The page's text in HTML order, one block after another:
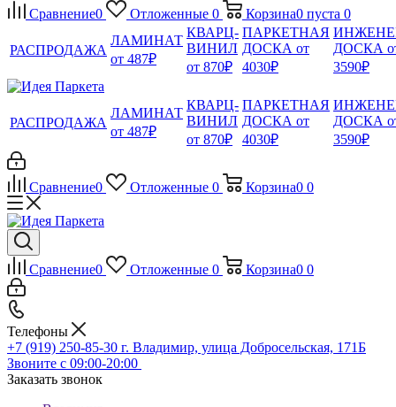
Сравнение0 Отложенные 0 Корзина0 пуста 0
РАСПРОДАЖА
ЛАМИНАТ
от 487₽
КВАРЦ-
ВИНИЛ
от 870₽
ПАРКЕТНАЯ
ДОСКА от
4030₽
ДОСКА
3590₽
РАСПРОДАЖА
ЛАМИНАТ
от 487₽
КВАРЦ-
ВИНИЛ
от 870₽
ПАРКЕТНАЯ
ДОСКА от
4030₽
ДОСКА
3590₽
Сравнение0 Отложенные 0 Корзина0 0
Сравнение0 Отложенные 0 Корзина0 0
Телефоны
+7 (919) 250-85-30 г. Владимир, улица Добросельская, 171Б
Звоните с 09:00-20:00
Заказать звонок